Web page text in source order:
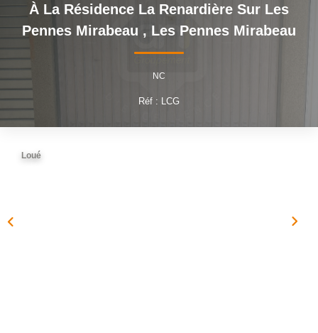
FAIRE GÉRER
À La Résidence La Renardière Sur Les
Pennes Mirabeau , Les Pennes Mirabeau
NC
Réf : LCG
Loué